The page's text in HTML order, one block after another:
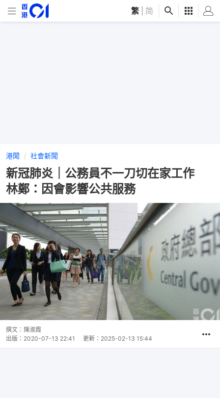
繁 简
港聞 社會新聞
新冠肺炎｜公務員不一刀切在家工作
林鄭：因會影響公共服務
撰文： 陳淑霞
出版： 2020-07-13 22:41 更新： 2025-02-13 15:44